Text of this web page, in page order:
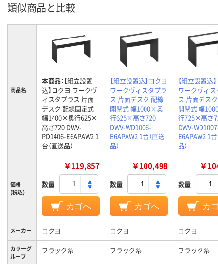
類似商品と比較
商品名
本商品：【組立設置
込】コクヨ ワークヴ
ィスタプラス 片面
デスク 配線固定式
幅1400×奥行625×
高さ720 DWV-
PD1406-E6APAW2 1
台（直送品）
【組立設置込】コクヨ
ワークヴィスタプラ
ス 片面デスク 配線
開閉式 幅1000×奥
行625×高さ720
DWV-WD1006-
E6APAW2 1台（直送
品）
【組立設置込
ワークヴィ
ス 片面デス
開閉式 幅
行725×高さ
DWV-
E6APAW2 1台
品）
価格
(税込)
￥119,857
数量
カゴへ
￥100,498
数量
カゴへ
￥
数量
カ
メーカー コクヨ コクヨ コクヨ
カラーグ
ループ
ブラック系 ブラック系 ブラック系